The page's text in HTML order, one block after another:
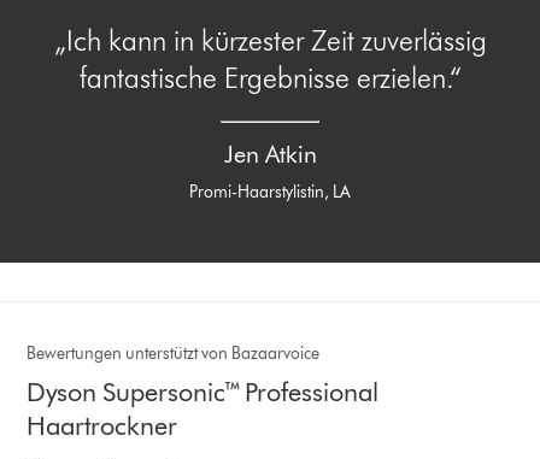
„Ich kann in kürzester Zeit zuverlässig
fantastische Ergebnisse erzielen.“
Jen Atkin
Promi-Haarstylistin, LA
Bewertungen unterstützt von Bazaarvoice
Dyson Supersonic™ Professional
Haartrockner